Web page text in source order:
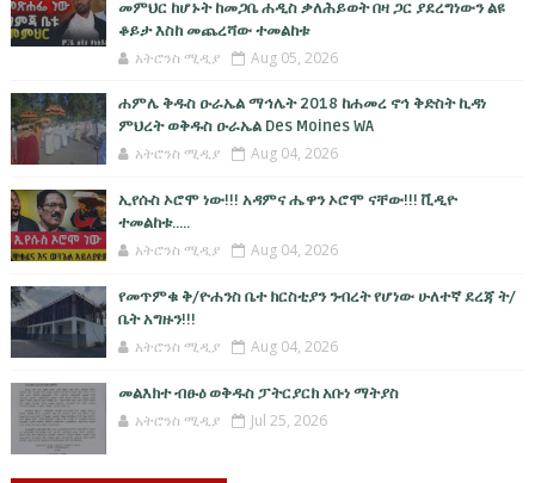
መምህር ከሆኑት ከመጋቤ ሐዲስ ቃለሕይወት በዛ ጋር ያደረግነውን ልዩ
ቆይታ እስከ መጨረሻው ተመልከቱ
አትሮንስ ሚዲያ Aug 05, 2026
ሐምሌ ቅዱስ ዑራኤል ማኅሌት 2018 ከሐመረ ኖኅ ቅድስት ኪዳነ
ምህረት ወቅዱስ ዑራኤል Des Moines WA
አትሮንስ ሚዲያ Aug 04, 2026
ኢየሱስ ኦሮሞ ነው!!! አዳምና ሔዋን ኦሮሞ ናቸው!!! ቪዲዮ
ተመልከቱ.....
አትሮንስ ሚዲያ Aug 04, 2026
የመጥምቁ ቅ/ዮሐንስ ቤተ ክርስቲያን ንብረት የሆነው ሁለተኛ ደረጃ ት/
ቤት አግዙን!!!
አትሮንስ ሚዲያ Aug 04, 2026
መልእክተ ብፁዕ ወቅዱስ ፓትርያርክ አቡነ ማትያስ
አትሮንስ ሚዲያ Jul 25, 2026